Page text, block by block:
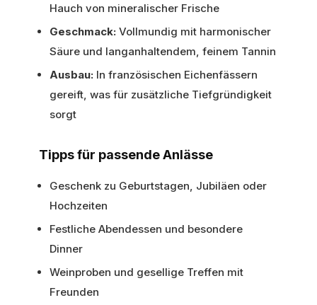
Hauch von mineralischer Frische
Geschmack: Vollmundig mit harmonischer
Säure und langanhaltendem, feinem Tannin
Ausbau: In französischen Eichenfässern
gereift, was für zusätzliche Tiefgründigkeit
sorgt
Tipps für passende Anlässe
Geschenk zu Geburtstagen, Jubiläen oder
Hochzeiten
Festliche Abendessen und besondere
Dinner
Weinproben und gesellige Treffen mit
Freunden